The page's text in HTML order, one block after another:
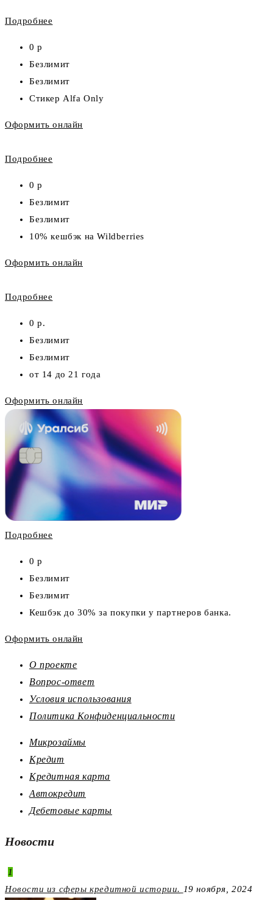
Подробнее
0 р
Безлимит
Безлимит
Стикер Alfa Only
Оформить онлайн
Подробнее
0 р
Безлимит
Безлимит
10% кешбэк на Wildberries
Оформить онлайн
Подробнее
0 р.
Безлимит
Безлимит
от 14 до 21 года
Оформить онлайн
Подробнее
0 р
Безлимит
Безлимит
Кешбэк до 30% за покупки у партнеров банка.
Оформить онлайн
О проекте
Вопрос-ответ
Условия использования
Политика Конфиденциальности
Микрозаймы
Кредит
Кредитная карта
Автокредит
Дебетовые карты
Новости
1
Новости из сферы кредитной истории. 19 ноября, 2024